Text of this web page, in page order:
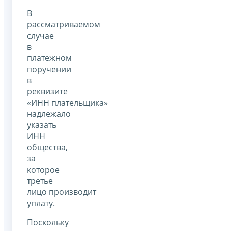
В
рассматриваемом
случае
в
платежном
поручении
в
реквизите
«ИНН плательщика»
надлежало
указать
ИНН
общества,
за
которое
третье
лицо производит
уплату.
Поскольку